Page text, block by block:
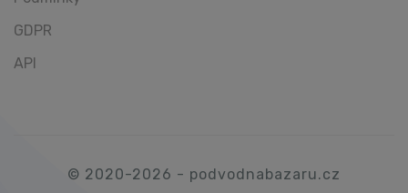
GDPR
API
© 2020-2026 - podvodnabazaru.cz